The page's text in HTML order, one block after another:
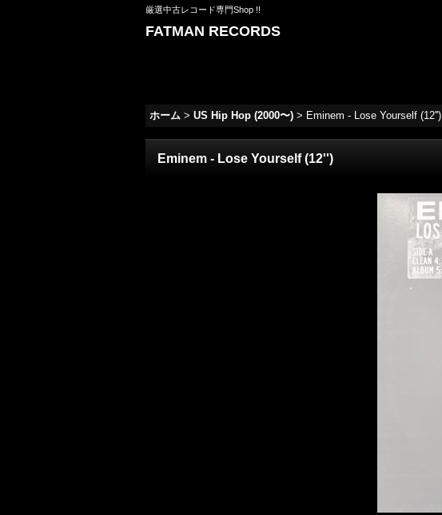
厳選中古レコード専門Shop !!
FATMAN RECORDS
ホーム > US Hip Hop (2000〜) > Eminem - Lose Yourself (12'')
Eminem - Lose Yourself (12'')